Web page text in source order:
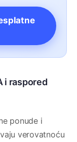
i raspored
ponude i
verovatnoću